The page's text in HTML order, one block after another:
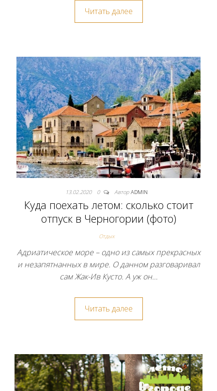
Читать далее
13.02.2020 0 Автор ADMIN
Куда поехать летом: сколько стоит
отпуск в Черногории (фото)
Отдых
Адриатическое море – одно из самых прекрасных
и незапятнанных в мире. О данном разговаривал
сам Жак-Ив Кусто. А уж он…
Читать далее